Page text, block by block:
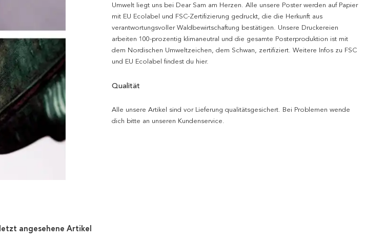
Umwelt liegt uns bei Dear Sam am Herzen. Alle unsere Poster werden auf Papier
mit EU Ecolabel und FSC-Zertifizierung gedruckt, die die Herkunft aus
verantwortungsvoller Waldbewirtschaftung bestätigen. Unsere Druckereien
arbeiten 100-prozentig klimaneutral und die gesamte Posterproduktion ist mit
dem Nordischen Umweltzeichen, dem Schwan, zertifiziert. Weitere Infos zu FSC
und EU Ecolabel findest du hier.
Qualität
Alle unsere Artikel sind vor Lieferung qualitätsgesichert. Bei Problemen wende
dich bitte an unseren Kundenservice.
angesehene Artikel